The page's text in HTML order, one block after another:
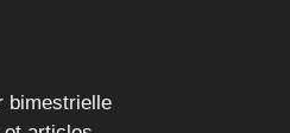
bimestrielle